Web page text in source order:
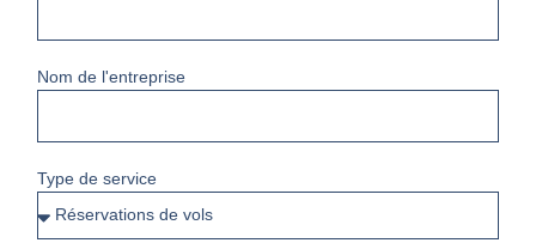
Nom de l'entreprise
Type de service